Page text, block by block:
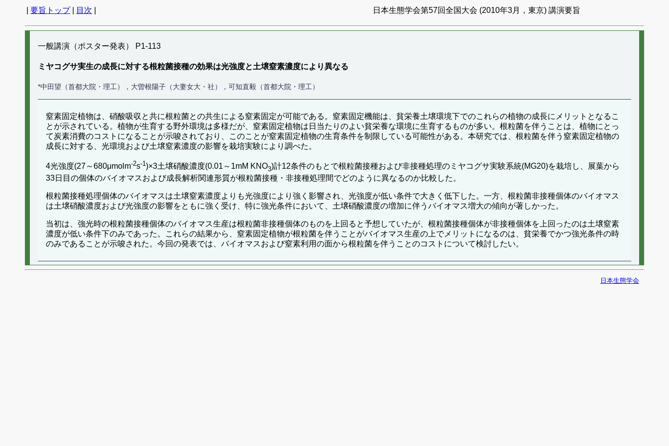
要旨トップ| 目次 日本生態学会第57回全国大会 (2010年3月，東京) 講演要旨
一般講演（ポスター発表） P1-113
ミヤコグサ実生の成長に対する根粒菌接種の効果は光強度と土壌窒素濃度により異なる
*中田望（首都大院・理工），大曽根陽子（大妻女大・社），可知直毅（首都大院・理工）
窒素固定植物は、硝酸吸収と共に根粒菌との共生による窒素固定が可能である。窒素固定機能は、貧栄養土壌環境下でのこれらの植物の成長にメリットとなるこ
とが示されている。植物が生育する野外環境は多様だが、窒素固定植物は日当たりのよい貧栄養な環境に生育するものが多い。根粒菌を伴うことは、植物にとっ
て炭素消費のコストになることが示唆されており、このことが窒素固定植物の生育条件を制限している可能性がある。本研究では、根粒菌を伴う窒素固定植物の
成長に対する、光環境および土壌窒素濃度の影響を栽培実験により調べた。
4光強度(27～680μmolm-2s-1)×3土壌硝酸濃度(0.01～1mM KNO3)計12条件のもとで根粒菌接種および非接種処理のミヤコグサ実験系統(MG20)を栽培し、展葉から
33日目の個体のバイオマスおよび成長解析関連形質が根粒菌接種・非接種処理間でどのように異なるのか比較した。
根粒菌接種処理個体のバイオマスは土壌窒素濃度よりも光強度により強く影響され、光強度が低い条件で大きく低下した。一方、根粒菌非接種個体のバイオマス
は土壌硝酸濃度および光強度の影響をともに強く受け、特に強光条件において、土壌硝酸濃度の増加に伴うバイオマス増大の傾向が著しかった。
当初は、強光時の根粒菌接種個体のバイオマス生産は根粒菌非接種個体のものを上回ると予想していたが、根粒菌接種個体が非接種個体を上回ったのは土壌窒素
濃度が低い条件下のみであった。これらの結果から、窒素固定植物が根粒菌を伴うことがバイオマス生産の上でメリットになるのは、貧栄養でかつ強光条件の時
のみであることが示唆された。今回の発表では、バイオマスおよび窒素利用の面から根粒菌を伴うことのコストについて検討したい。
日本生態学会